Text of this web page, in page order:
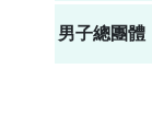
男子總團體